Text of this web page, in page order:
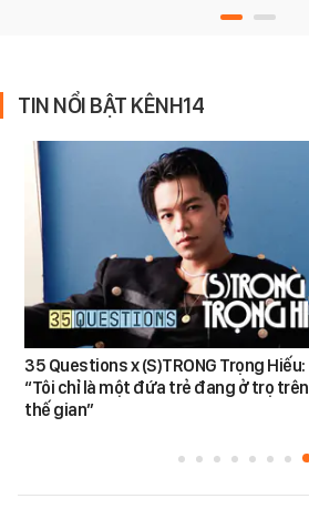
TIN NỔI BẬT KÊNH14
35 Questions x (S)TRONG Trọng Hiếu:
“Tôi chỉ là một đứa trẻ đang ở trọ trên
thế gian”